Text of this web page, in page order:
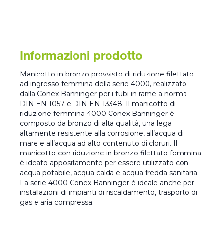
Informazioni prodotto
Manicotto in bronzo provvisto di riduzione filettato
ad ingresso femmina della serie 4000, realizzato
dalla Conex Bänninger per i tubi in rame a norma
DIN EN 1057 e DIN EN 13348. Il manicotto di
riduzione femmina 4000 Conex Bänninger è
composto da bronzo di alta qualità, una lega
altamente resistente alla corrosione, all’acqua di
mare e all’acqua ad alto contenuto di cloruri. Il
manicotto con riduzione in bronzo filettato femmina
è ideato appositamente per essere utilizzato con
acqua potabile, acqua calda e acqua fredda sanitaria.
La serie 4000 Conex Bänninger è ideale anche per
installazioni di impianti di riscaldamento, trasporto di
gas e aria compressa.